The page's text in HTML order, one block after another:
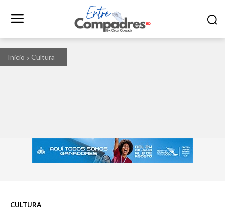
Inicio Cultura
CULTURA